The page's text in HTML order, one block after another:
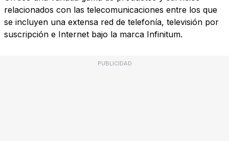
relacionados con las telecomunicaciones entre los que
se incluyen una extensa red de telefonía, televisión por
suscripción e Internet bajo la marca Infinitum.
PUBLICIDAD